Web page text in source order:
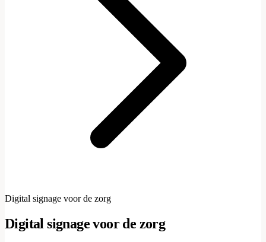
Digital signage voor de zorg
Digital signage voor de zorg